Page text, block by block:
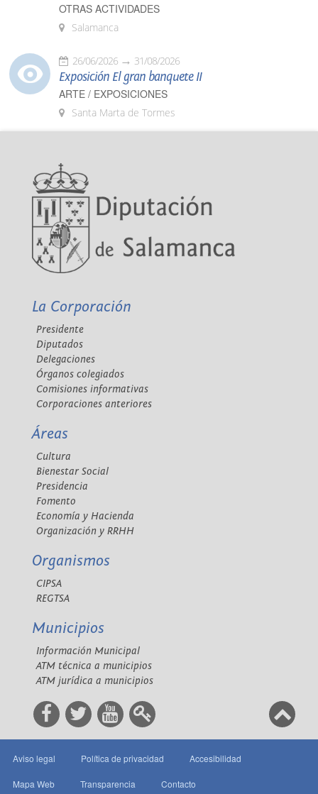
OTRAS ACTIVIDADES
Salamanca
26/06/2026 31/08/2026
Exposición El gran banquete II
ARTE / EXPOSICIONES
Santa Marta de Tormes
La Corporación
Presidente
Diputados
Delegaciones
Órganos colegiados
Comisiones informativas
Corporaciones anteriores
Áreas
Cultura
Bienestar Social
Presidencia
Fomento
Economía y Hacienda
Organización y RRHH
Organismos
CIPSA
REGTSA
Municipios
Información Municipal
ATM técnica a municipios
ATM jurídica a municipios
Aviso legal Política de privacidad Accesibilidad
Mapa Web Transparencia Contacto